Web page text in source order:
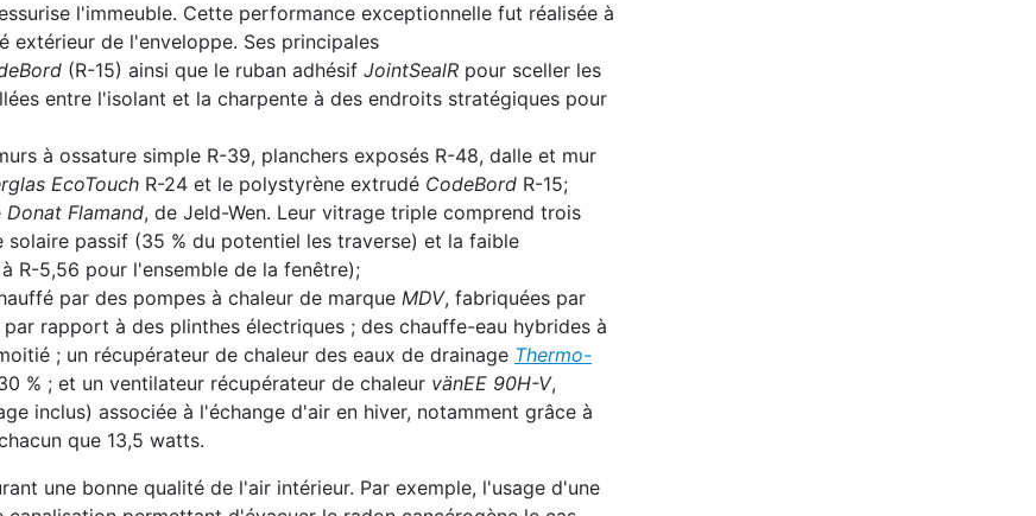
l'immeuble. Cette performance exceptionnelle fut réalisée à
extérieur de l'enveloppe. Ses principales
(R-15) ainsi que le ruban adhésif JointSealR pour sceller les
entre l'isolant et la charpente à des endroits stratégiques pour
à ossature simple R-39, planchers exposés R-48, dalle et mur
EcoTouch R-24 et le polystyrène extrudé CodeBord R-15;
Donat Flamand, de Jeld-Wen. Leur vitrage triple comprend trois
passif (35 % du potentiel les traverse) et la faible
R-5,56 pour l'ensemble de la fenêtre);
par des pompes à chaleur de marque MDV, fabriquées par
rapport à des plinthes électriques ; des chauffe-eau hybrides à
; un récupérateur de chaleur des eaux de drainage Thermo-
% ; et un ventilateur récupérateur de chaleur vänEE 90H-V,
inclus) associée à l'échange d'air en hiver, notamment grâce à
que 13,5 watts.
une bonne qualité de l'air intérieur. Par exemple, l'usage d'une